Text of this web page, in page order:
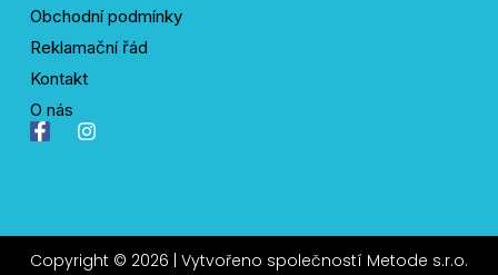
F
a
o
k
I
a
Obchodní podmínky
Reklamační řád
Kontakt
O nás
Copyright © 2026 | Vytvořeno společností Metode s.r.o.